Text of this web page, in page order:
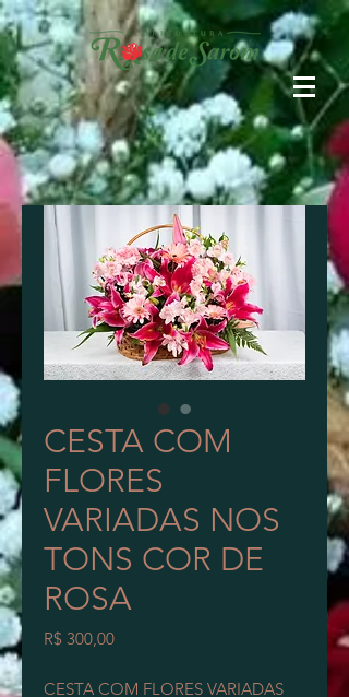
CESTA COM
FLORES
VARIADAS NOS
TONS COR DE
ROSA
R$ 300,00Preço
CESTA COM FLORES VARIADAS